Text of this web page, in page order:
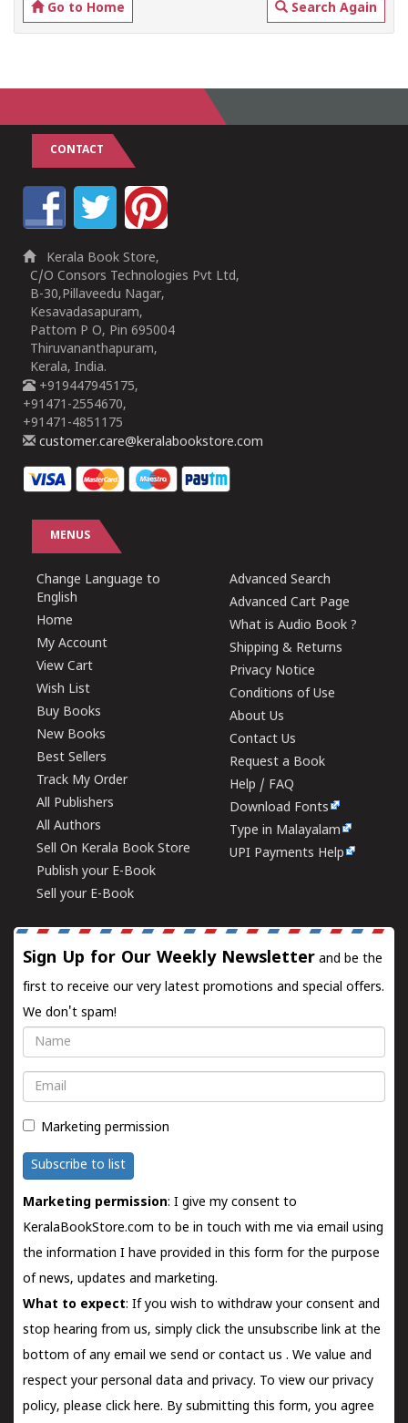
Go to Home Search Again
CONTACT
Kerala Book Store,
C/O Consors Technologies Pvt Ltd,
B-30,Pillaveedu Nagar,
Kesavadasapuram,
Pattom P O, Pin 695004
Thiruvananthapuram,
Kerala, India.
+919447945175,
+91471-2554670,
+91471-4851175
customer.care@keralabookstore.com
MENUS
Change Language to
English
Home
My Account
View Cart
Wish List
Buy Books
New Books
Best Sellers
Track My Order
All Publishers
All Authors
Sell On Kerala Book Store
Publish your E-Book
Sell your E-Book
Advanced Search
Advanced Cart Page
What is Audio Book ?
Shipping & Returns
Privacy Notice
Conditions of Use
About Us
Contact Us
Request a Book
Help / FAQ
Download Fonts
Type in Malayalam
UPI Payments Help
Sign Up for Our Weekly Newsletter and be the
first to receive our very latest promotions and special offers.
We don't spam!
Name
Email
Marketing permission
Subscribe to list
Marketing permission: I give my consent to
KeralaBookStore.com to be in touch with me via email using
the information I have provided in this form for the purpose
of news, updates and marketing.
What to expect: If you wish to withdraw your consent and
stop hearing from us, simply click the unsubscribe link at the
bottom of any email we send orcontact us . We value and
respect your personal data and privacy. To view our privacy
policy, please click here. By submitting this form, you agree